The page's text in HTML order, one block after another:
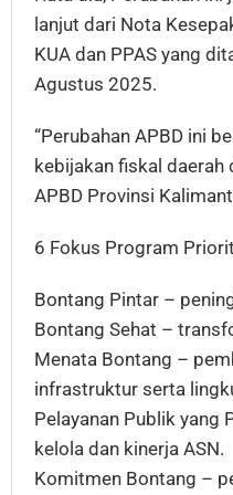
lanjut dari Nota
KUA dan PPAS yang
Agustus 2025.
“Perubahan APBD ini
kebijakan fiskal daerah
APBD Provinsi
6 Fokus Program
Bontang Pintar –
Bontang Sehat –
Menata Bontang –
infrastruktur serta
Pelayanan Publik yang
kelola dan kinerja ASN.
Komitmen Bontang –